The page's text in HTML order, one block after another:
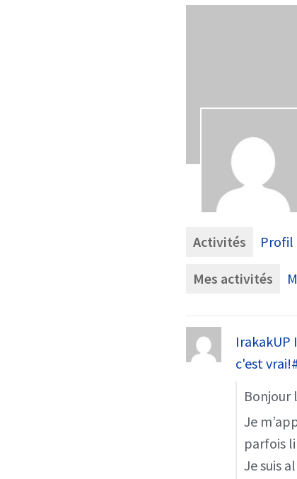
Activités Profil
Mes activités
IrakakUP
c'est
Bonjour
Je
parfois
Je suis